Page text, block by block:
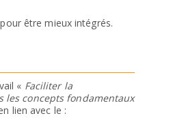
être mieux intégrés.
« Faciliter la
les concepts fondamentaux
lien avec le :